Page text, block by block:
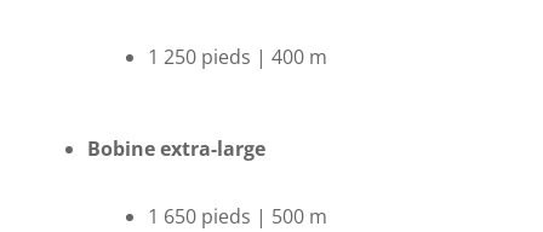
1 250 pieds | 400 m
Bobine extra-large
1 650 pieds | 500 m